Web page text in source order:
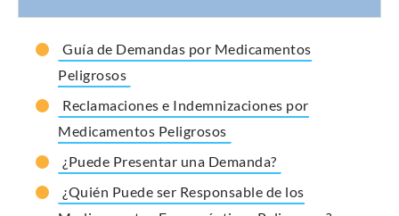
Guía de Demandas por Medicamentos
Peligrosos
Reclamaciones e Indemnizaciones por
Medicamentos Peligrosos
¿Puede Presentar una Demanda?
¿Quién Puede ser Responsable de los